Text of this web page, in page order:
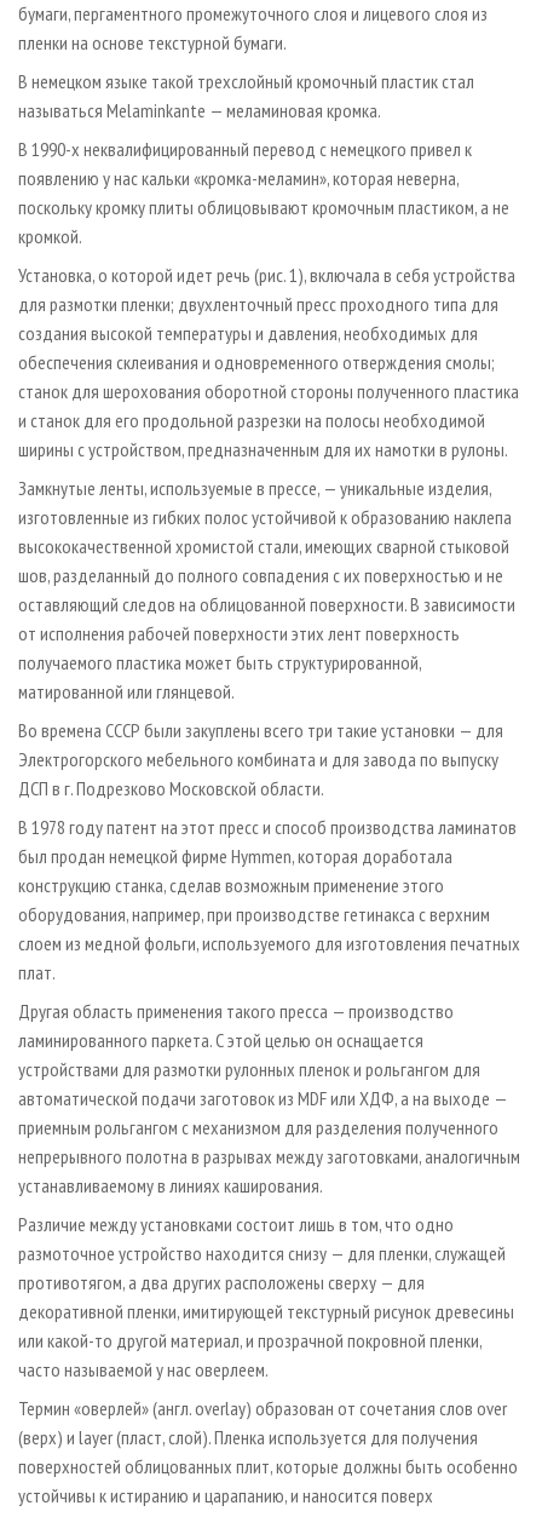
бумаги, пергаментного промежуточного слоя и лицевого слоя из
пленки на основе текстурной бумаги.
В немецком языке такой трехслойный кромочный пластик стал
называться Melaminkante — меламиновая кромка.
В 1990-х неквалифицированный перевод с немецкого привел к
появлению у нас кальки «кромка-меламин», которая неверна,
поскольку кромку плиты облицовывают кромочным пластиком, а не
кромкой.
Установка, о которой идет речь (рис. 1), включала в себя устройства
для размотки пленки; двухленточный пресс проходного типа для
создания высокой температуры и давления, необходимых для
обеспечения склеивания и одновременного отверждения смолы;
станок для шерохования оборотной стороны полученного пластика
и станок для его продольной разрезки на полосы необходимой
ширины с устройством, предназначенным для их намотки в рулоны.
Замкнутые ленты, используемые в прессе, — уникальные изделия,
изготовленные из гибких полос устойчивой к образованию наклепа
высококачественной хромистой стали, имеющих сварной стыковой
шов, разделанный до полного совпадения с их поверхностью и не
оставляющий следов на облицованной поверхности. В зависимости
от исполнения рабочей поверхности этих лент поверхность
получаемого пластика может быть структурированной,
матированной или глянцевой.
Во времена СССР были закуплены всего три такие установки — для
Электрогорского мебельного комбината и для завода по выпуску
ДСП в г. Подрезково Московской области.
В 1978 году патент на этот пресс и способ производства ламинатов
был продан немецкой фирме Hymmen, которая доработала
конструкцию станка, сделав возможным применение этого
оборудования, например, при производстве гетинакса с верхним
слоем из медной фольги, используемого для изготовления печатных
плат.
Другая область применения такого пресса — производство
ламинированного паркета. С этой целью он оснащается
устройствами для размотки рулонных пленок и рольгангом для
автоматической подачи заготовок из MDF или ХДФ, а на выходе —
приемным рольгангом с механизмом для разделения полученного
непрерывного полотна в разрывах между заготовками, аналогичным
устанавливаемому в линиях каширования.
Различие между установками состоит лишь в том, что одно
размоточное устройство находится снизу — для пленки, служащей
противотягом, а два других расположены сверху — для
декоративной пленки, имитирующей текстурный рисунок древесины
или какой-то другой материал, и прозрачной покровной пленки,
часто называемой у нас оверлеем.
Термин «оверлей» (англ. overlay) образован от сочетания слов over
(верх) и layer (пласт, слой). Пленка используется для получения
поверхностей облицованных плит, которые должны быть особенно
устойчивы к истиранию и царапанию, и наносится поверх